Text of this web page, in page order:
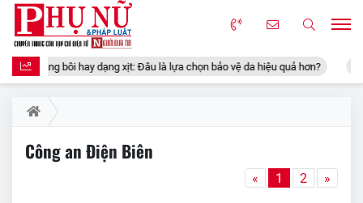
dạng bôi hay dạng xịt: Đâu là lựa chọn bảo vệ da hiệu quả hơn?
Công an Điện Biên
« 1 2 »